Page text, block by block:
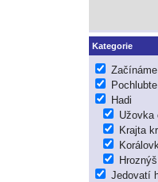
Kategorie
Začínáme
Hadi
Užovka
Krajta
Jedovatí